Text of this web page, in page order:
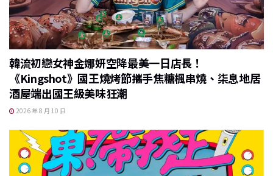
韓流初戀女神金娜妍空降最美一日店長！
《Kingshot》國王燒烤節攜手焦糖楓串燒、柒息地居
酒屋端出國王級美味狂潮
2026 年 8 月 10 日